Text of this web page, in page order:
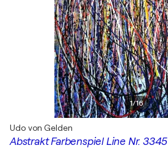
1/16
Abstrakt Farbenspiel Line Nr. 3345
Udo von Gelden